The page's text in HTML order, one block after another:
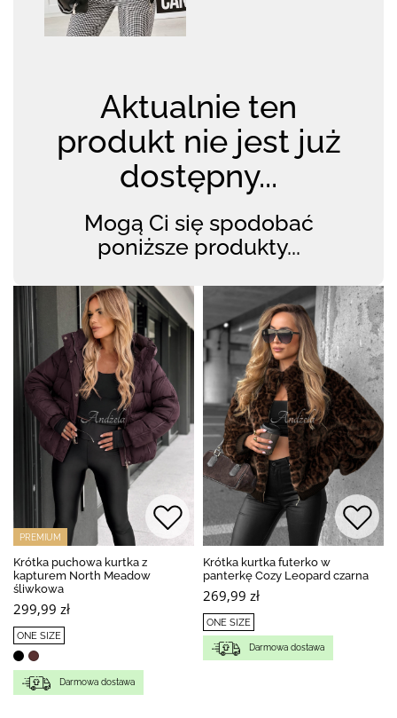
Aktualnie ten
produkt nie jest już
dostępny...
Mogą Ci się spodobać
poniższe produkty...
PREMIUM
Krótka puchowa kurtka z
kapturem North Meadow
śliwkowa
299,99 zł
ONE SIZE
Darmowa dostawa
Krótka kurtka futerko w
panterkę Cozy Leopard czarna
269,99 zł
ONE SIZE
Darmowa dostawa